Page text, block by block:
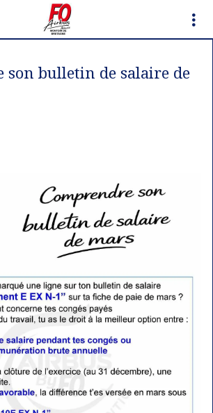
son bulletin de salaire de